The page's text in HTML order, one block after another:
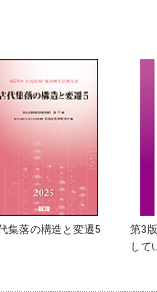
集落の構造と変遷5
第3
して